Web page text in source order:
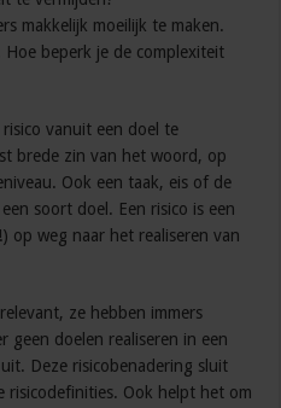
makkelijk moeilijk te maken.
Hoe beperk je de complexiteit
vanuit een doel te
brede zin van het woord, op
Ook een taak, eis of de
soort doel. Een risico is een
op weg naar het realiseren van
ze hebben immers
geen doelen realiseren in een
Deze risicobenadering sluit
risicodefinities. Ook helpt het om